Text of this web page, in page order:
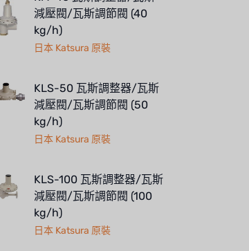
減壓閥/瓦斯調節閥 (40
kg/h)
日本 Katsura 原裝
KLS-50 瓦斯調整器/瓦斯
減壓閥/瓦斯調節閥 (50
kg/h)
日本 Katsura 原裝
KLS-100 瓦斯調整器/瓦斯
減壓閥/瓦斯調節閥 (100
kg/h)
日本 Katsura 原裝